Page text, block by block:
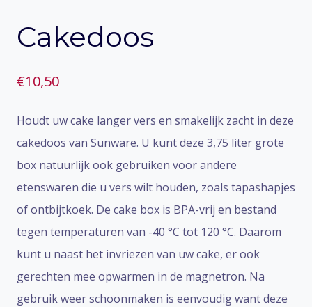
Cakedoos
€10,50
Houdt uw cake langer vers en smakelijk zacht in deze
cakedoos van Sunware. U kunt deze 3,75 liter grote
box natuurlijk ook gebruiken voor andere
etenswaren die u vers wilt houden, zoals tapashapjes
of ontbijtkoek. De cake box is BPA-vrij en bestand
tegen temperaturen van -40 °C tot 120 °C. Daarom
kunt u naast het invriezen van uw cake, er ook
gerechten mee opwarmen in de magnetron. Na
gebruik weer schoonmaken is eenvoudig want deze